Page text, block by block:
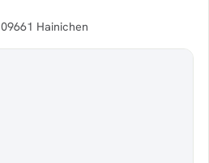
09661 Hainichen